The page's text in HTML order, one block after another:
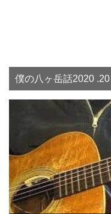
僕の八ヶ岳話2020 .20